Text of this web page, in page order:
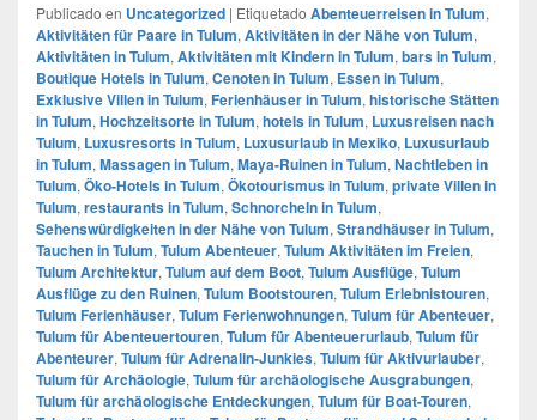
Publicado en Uncategorized | Etiquetado Abenteuerreisen in Tulum,
Aktivitäten für Paare in Tulum, Aktivitäten in der Nähe von Tulum,
Aktivitäten in Tulum, Aktivitäten mit Kindern in Tulum, bars in Tulum,
Boutique Hotels in Tulum, Cenoten in Tulum, Essen in Tulum,
Exklusive Villen in Tulum, Ferienhäuser in Tulum, historische Stätten
in Tulum, Hochzeitsorte in Tulum, hotels in Tulum, Luxusreisen nach
Tulum, Luxusresorts in Tulum, Luxusurlaub in Mexiko, Luxusurlaub
in Tulum, Massagen in Tulum, Maya-Ruinen in Tulum, Nachtleben in
Tulum, Öko-Hotels in Tulum, Ökotourismus in Tulum, private Villen in
Tulum, restaurants in Tulum, Schnorcheln in Tulum,
Sehenswürdigkeiten in der Nähe von Tulum, Strandhäuser in Tulum,
Tauchen in Tulum, Tulum Abenteuer, Tulum Aktivitäten im Freien,
Tulum Architektur, Tulum auf dem Boot, Tulum Ausflüge, Tulum
Ausflüge zu den Ruinen, Tulum Bootstouren, Tulum Erlebnistouren,
Tulum Ferienhäuser, Tulum Ferienwohnungen, Tulum für Abenteuer,
Tulum für Abenteuertouren, Tulum für Abenteuerurlaub, Tulum für
Abenteurer, Tulum für Adrenalin-Junkies, Tulum für Aktivurlauber,
Tulum für Archäologie, Tulum für archäologische Ausgrabungen,
Tulum für archäologische Entdeckungen, Tulum für Boat-Touren,